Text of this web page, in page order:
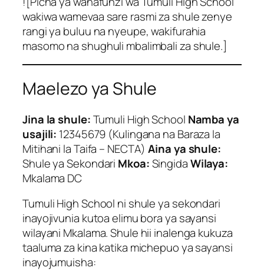
wakiwa wamevaa sare rasmi za shule zenye
rangi ya buluu na nyeupe, wakifurahia
masomo na shughuli mbalimbali za shule.]
Maelezo ya Shule
Jina la shule:Tumuli High School Namba ya
usajili: 12345679 (Kulingana na Baraza la
Mitihani la Taifa – NECTA)Aina ya shule:
Shule ya Sekondari Mkoa:SingidaWilaya:
Mkalama DC
Tumuli High School ni shule ya sekondari
inayojivunia kutoa elimu bora ya sayansi
wilayani Mkalama. Shule hii inalenga kukuza
taaluma za kina katika michepuo ya sayansi
inayojumuisha: